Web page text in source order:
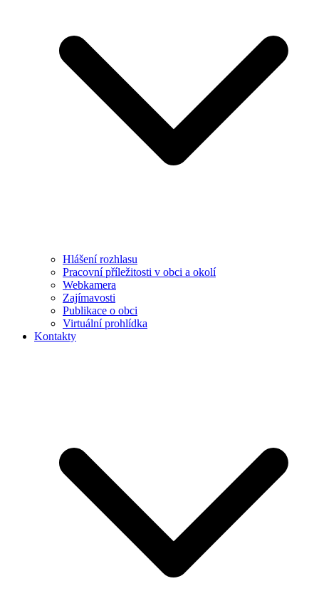
Hlášení rozhlasu
Pracovní příležitosti v obci a okolí
Webkamera
Zajímavosti
Publikace o obci
Virtuální prohlídka
Kontakty